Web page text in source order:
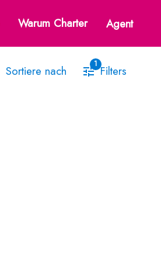
Warum Charter Agent
Sortiere nach 1 Filters